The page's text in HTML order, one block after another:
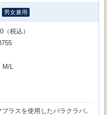
男女兼用
（税込）
M/L
ラスを使用したバラクラバ。